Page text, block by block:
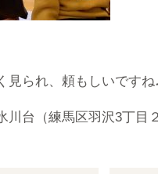
見られ、頼もしいですね
川台（練馬区羽沢3丁目